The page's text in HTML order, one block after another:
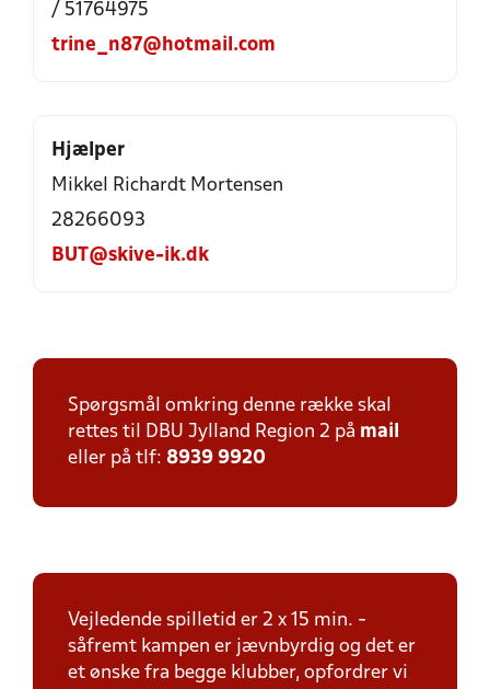
/ 51764975
trine_n87@hotmail.com
Hjælper
Mikkel Richardt Mortensen
28266093
BUT@skive-ik.dk
Spørgsmål omkring denne række skal
rettes til DBU Jylland Region 2 på mail
eller på tlf: 8939 9920
Vejledende spilletid er 2 x 15 min. -
såfremt kampen er jævnbyrdig og det er
et ønske fra begge klubber, opfordrer vi